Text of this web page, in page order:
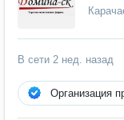
В сети 2 нед. назад
Организация